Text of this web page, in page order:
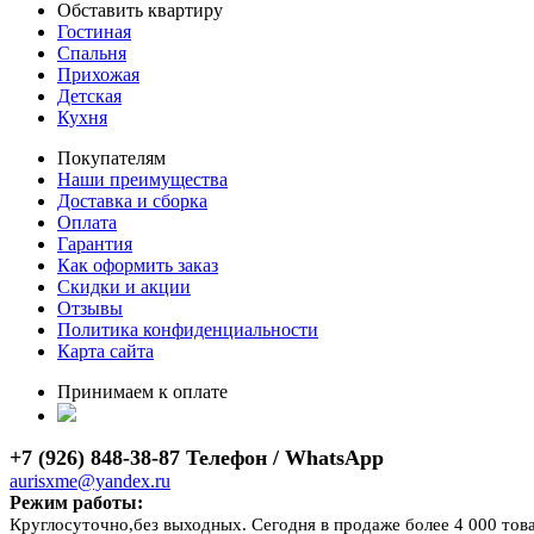
Обставить квартиру
Гостиная
Спальня
Прихожая
Детская
Кухня
Покупателям
Наши преимущества
Доставка и сборка
Оплата
Гарантия
Как оформить заказ
Скидки и акции
Отзывы
Политика конфиденциальности
Карта сайта
Принимаем к оплате
+7 (926) 848-38-87 Телефон / WhatsApp
aurisxme@yandex.ru
Режим работы:
Круглосуточно,без выходных. Сегодня в продаже более 4 000